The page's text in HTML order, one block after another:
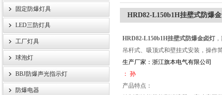
固定防爆灯具
LED三防灯具
工厂灯具
球泡灯
BBJ防爆声光指示灯
防爆电器
HRD82-L150b1H挂壁式防爆
HRD82-L150b1H挂壁式防爆金卤灯
吊杆式、吸顶式和壁挂式安装，操作
生产厂家：浙江旗本电气有限公司
： 孙
产品特点：